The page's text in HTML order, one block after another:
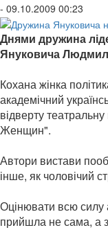
- 09.10.2009 00:23
Днями дружина
Януковича
Кохана жінка
академічний
відверту
Женщин".
Автори вистави
інше, як чоловічий
Оцінювати всю силу
прийшла не сама, а